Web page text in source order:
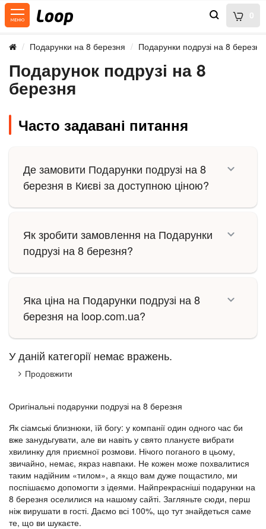
0
Подарунки на 8 березня Подарунки подрузі на 8 березня
Подарунок подрузі на 8
березня
Часто задавані питання
Де замовити Подарунки подрузі на 8
березня в Києві за доступною ціною?
Як зробити замовлення на Подарунки
подрузі на 8 березня?
Яка ціна на Подарунки подрузі на 8
березня на loop.com.ua?
У даній категорії немає вражень.
Продовжити
Оригінальні подарунки подрузі на 8 березня
Як сіамські близнюки, їй богу: у компанії один одного час би
вже занудьгувати, але ви навіть у свято плануєте вибрати
хвилинку для приємної розмови. Нічого поганого в цьому,
звичайно, немає, якраз навпаки. Не кожен може похвалитися
таким надійним «тилом», а якщо вам дуже пощастило, ми
поспішаємо допомогти з ідеями. Найпрекрасніші подарунки на
8 березня оселилися на нашому сайті. Загляньте сюди, перш
ніж вирушати в гості. Даємо всі 100%, що тут знайдеться саме
те, що ви шукаєте.